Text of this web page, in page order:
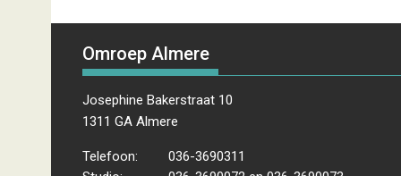
Omroep Almere
Josephine Bakerstraat 10
1311 GA Almere
Telefoon:
036-3690311